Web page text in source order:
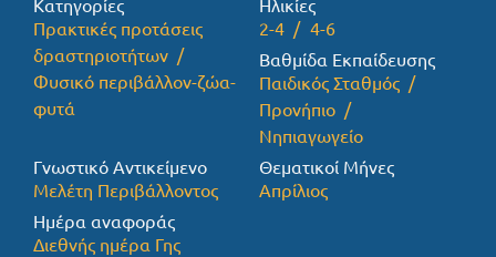
Προσφορές
Κατηγορίες
Πρακτικές προτάσεις
δραστηριοτήτων
Φυσικό περιβάλλον-ζώα-
φυτά
Ηλικίες
2-4
4-6
Βαθμίδα Εκπαίδευσης
Παιδικός Σταθμός
Προνήπιο
Νηπιαγωγείο
Γνωστικό Αντικείμενο
Μελέτη Περιβάλλοντος
Θεματικοί Μήνες
Απρίλιος
Ημέρα αναφοράς
Διεθνής ημέρα Γης